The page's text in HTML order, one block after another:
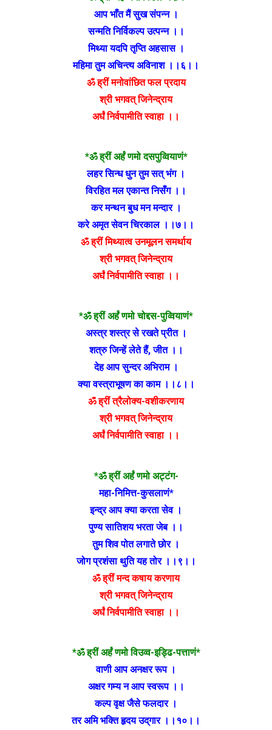
आप भाँत मैं सुख संपन्न ।
सन्मति निर्विकल्प उत्पन्न ।।
मिथ्या यदपि तृप्ति अहसास ।
महिमा तुम अचिन्त्य अविनाश ।।६।।
ॐ ह्रीं मनोवांछित फल प्रदाय
श्री भगवत् जिनेन्द्राय
अर्घं निर्वपामीति स्वाहा ।।
*ॐ ह्रीं अर्हं णमो दसपुव्वियाणं*
लहर सिन्ध धुन तुम सत् भंग ।
विरहित मल एकान्त निसँग ।।
कर मन्थन बुध मन मन्दार ।
करे अमृत सेवन चिरकाल ।।७।।
ॐ ह्रीं मिथ्यात्व उनमूलन समर्थाय
श्री भगवत् जिनेन्द्राय
अर्घं निर्वपामीति स्वाहा ।।
*ॐ ह्रीं अर्हं णमो चोद्दस-पुव्वियाणं*
अस्त्र शस्त्र से रखते प्रीत ।
शत्रु जिन्हें लेते हैं, जीत ।।
देह आप सुन्दर अभिराम ।
क्या वस्त्राभूषण का काम ।।८।।
ॐ ह्रीं त्रैलोक्य-वशीकरणाय
श्री भगवत् जिनेन्द्राय
अर्घं निर्वपामीति स्वाहा ।।
*ॐ ह्रीं अर्हं णमो अट्टंग-
महा-निमित्त-कुसलाणं*
इन्द्र आप क्या करता सेव ।
पुण्य सातिशय भरता जेब ।।
तुम शिव पोत लगाते छोर‌ ।
जोग प्रशंसा थुति यह तोर ।।९।।
ॐ ह्रीं मन्द कषाय करणाय
श्री भगवत् जिनेन्द्राय
अर्घं निर्वपामीति स्वाहा ।।
*ॐ ह्रीं अर्हं णमो विउव्व-इड्ढि-पत्ताणं*
वाणी आप अनक्षर रूप ।
अक्षर गम्य न आप स्वरूप ।।
कल्प वृक्ष जैसे फलदार ।
तर अमि भक्ति हृदय उद्‌गार ।।१०।।